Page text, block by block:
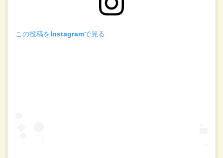
この投稿をInstagramで見る